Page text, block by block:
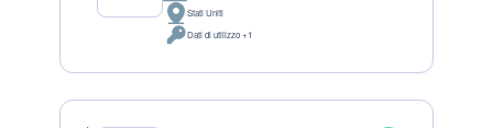
Luogo del trattamento:
Stati Uniti
Dati Personali trattati:
Dati di utilizzo +1